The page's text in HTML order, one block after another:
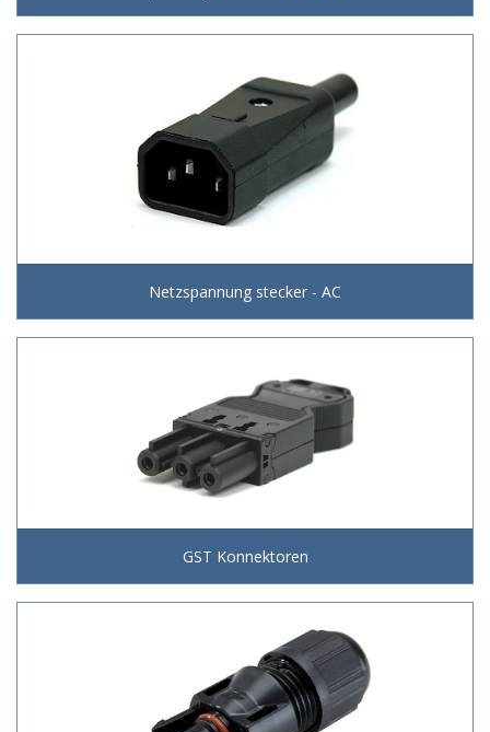
Netzspannung stecker - AC
GST Konnektoren